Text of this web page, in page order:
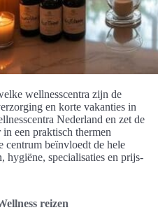
wellnesscentra zijn de
en korte vakanties in
Nederland en zet de
in een praktisch thermen
centrum beïnvloedt de hele
hygiëne, specialisaties en prijs-
reizen